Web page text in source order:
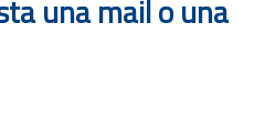
una mail o una